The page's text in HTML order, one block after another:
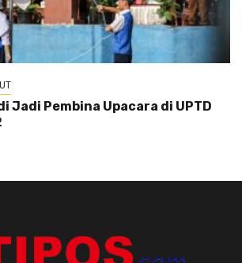
Jadi Pembina Upacara di UPTD